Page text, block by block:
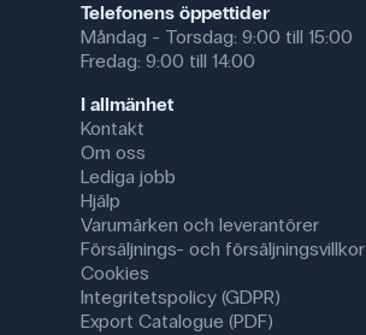
Telefonens öppettider
Måndag - Torsdag: 9:00 till 15:00
Fredag: 9:00 till 14:00
I allmänhet
Kontakt
Om oss
Lediga jobb
Hjälp
Varumärken och leverantörer
Försäljnings- och försäljningsvillkor
Cookies
Integritetspolicy (GDPR)
Export Catalogue (PDF)